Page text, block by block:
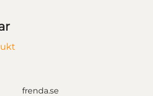
frenda.se